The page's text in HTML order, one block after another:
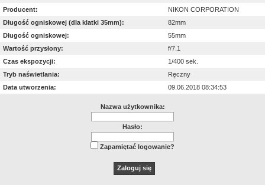
Producent:
NIKON CORPORATION
Długość ogniskowej (dla klatki 35mm):
82mm
Długość ogniskowej:
55mm
Wartość przysłony:
f/7.1
Czas ekspozycji:
1/400 sek.
Tryb naświetlania:
Ręczny
Data utworzenia:
09.06.2018 08:34:53
Nazwa użytkownika:
Hasło:
Zapamiętać logowanie?